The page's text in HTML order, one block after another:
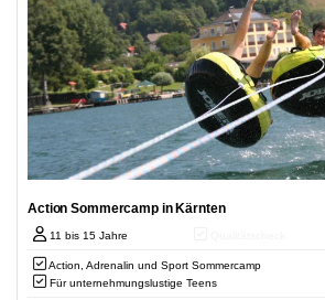
Action Sommercamp in Kärnten
11 bis 15 Jahre
Action, Adrenalin und Sport Sommercamp
Für unternehmungslustige Teens